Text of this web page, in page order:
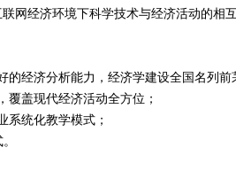
网经济环境下科学技术与经济活动的相
的经济分析能力，经济学建设全国名列前
覆盖现代经济活动全方位；
系统化教学模式；